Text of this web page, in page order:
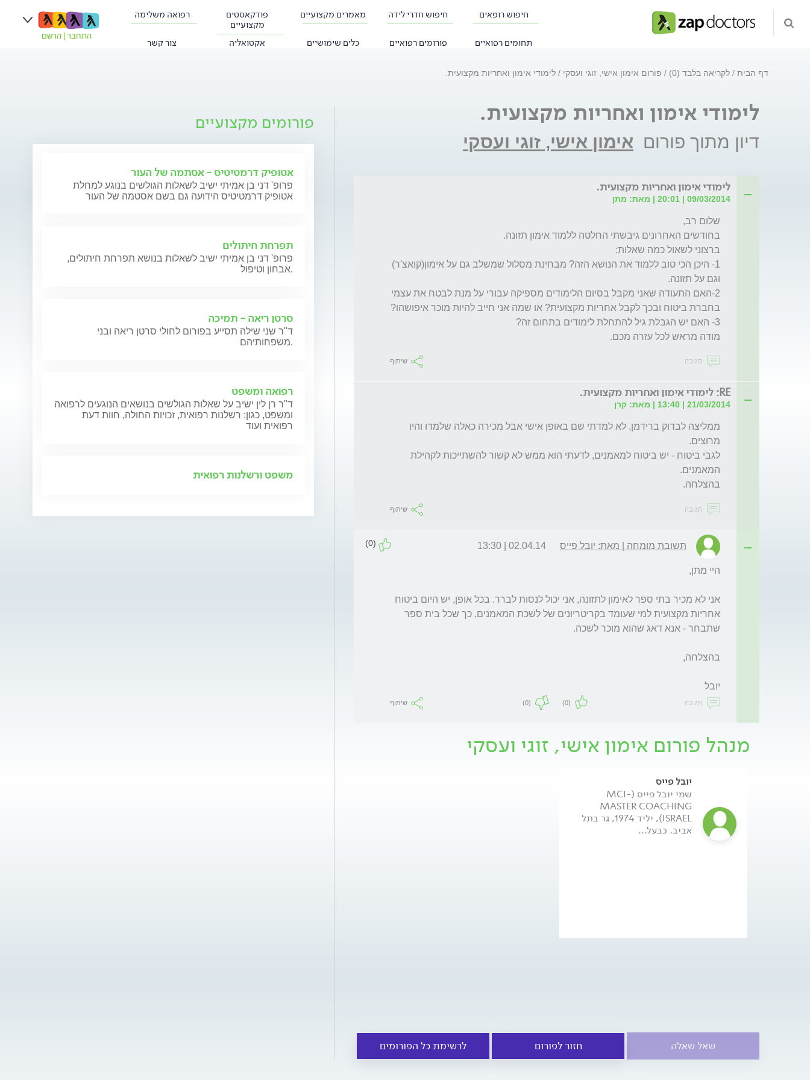
חיפוש רופאים חיפוש חדרי לידה מאמרים מקצועיים
פודקאסטים
מקצועיים
רפואה משלימה
תחומים רפואיים פורומים רפואיים כלים שימושיים אקטואליה צור קשר
התחבר הרשם
דף הבית לקריאה בלבד (0) פורום אימון אישי, זוגי ועסקי לימודי אימון ואחריות מקצועית.
לימודי אימון ואחריות מקצועית.
דיון מתוך פורום אימון אישי, זוגי ועסקי
לימודי אימון ואחריות מקצועית.
09/03/2014 | 20:01 | מאת: מתן
מודה מראש לכל עזרה מכם.
תגובה שיתוף
RE: לימודי אימון ואחריות מקצועית.
21/03/2014 | 13:40 | מאת: קרן
בהצלחה.
תגובה שיתוף
תשובת מומחה | מאת: יובל פייס 02.04.14 | 13:30
(0)
יובל
תגובה (0)
(0) שיתוף
מנהל פורום אימון אישי, זוגי ועסקי
יובל פייס
שמי יובל פייס (MCI-
MASTER COACHING
ISRAEL), יליד 1974, גר בתל
אביב. כבעל...
שאל שאלה חזור לפורום לרשימת כל הפורומים
פורומים מקצועיים
אטופיק דרמטיטיס - אסתמה של העור
פרופ' דני בן אמיתי ישיב לשאלות הגולשים בנוגע למחלת
אטופיק דרמטיטיס הידועה גם בשם אסטמה של העור
תפרחת חיתולים
פרופ' דני בן אמיתי ישיב לשאלות בנושא תפרחת חיתולים,
אבחון וטיפול.
סרטן ריאה - תמיכה
ד"ר שני שילה תסייע בפורום לחולי סרטן ריאה ובני
משפחותיהם.
רפואה ומשפט
ד"ר רן לין ישיב על שאלות הגולשים בנושאים הנוגעים לרפואה
ומשפט, כגון: רשלנות רפואית, זכויות החולה, חוות דעת
רפואית ועוד
משפט ורשלנות רפואית